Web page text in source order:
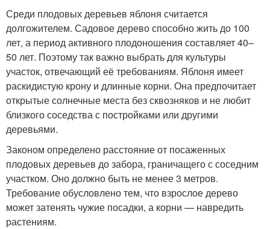
Среди плодовых деревьев яблоня считается
долгожителем. Садовое дерево способно жить до 100
лет, а период активного плодоношения составляет 40–
50 лет. Поэтому так важно выбрать для культуры
участок, отвечающий её требованиям. Яблоня имеет
раскидистую крону и длинные корни. Она предпочитает
открытые солнечные места без сквозняков и не любит
близкого соседства с постройками или другими
деревьями.
Законом определено расстояние от посаженных
плодовых деревьев до забора, граничащего с соседним
участком. Оно должно быть не менее 3 метров.
Требование обусловлено тем, что взрослое дерево
может затенять чужие посадки, а корни — навредить
растениям.